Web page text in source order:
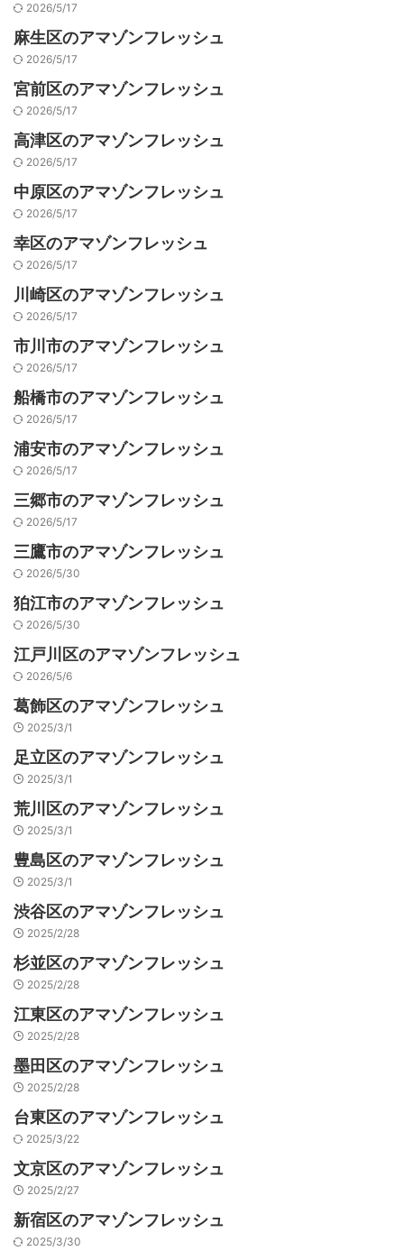
2026/5/17
麻生区のアマゾンフレッシュ
2026/5/17
宮前区のアマゾンフレッシュ
2026/5/17
高津区のアマゾンフレッシュ
2026/5/17
中原区のアマゾンフレッシュ
2026/5/17
幸区のアマゾンフレッシュ
2026/5/17
川崎区のアマゾンフレッシュ
2026/5/17
市川市のアマゾンフレッシュ
2026/5/17
船橋市のアマゾンフレッシュ
2026/5/17
浦安市のアマゾンフレッシュ
2026/5/17
三郷市のアマゾンフレッシュ
2026/5/17
三鷹市のアマゾンフレッシュ
2026/5/30
狛江市のアマゾンフレッシュ
2026/5/30
江戸川区のアマゾンフレッシュ
2026/5/6
葛飾区のアマゾンフレッシュ
2025/3/1
足立区のアマゾンフレッシュ
2025/3/1
荒川区のアマゾンフレッシュ
2025/3/1
豊島区のアマゾンフレッシュ
2025/3/1
渋谷区のアマゾンフレッシュ
2025/2/28
杉並区のアマゾンフレッシュ
2025/2/28
江東区のアマゾンフレッシュ
2025/2/28
墨田区のアマゾンフレッシュ
2025/2/28
台東区のアマゾンフレッシュ
2025/3/22
文京区のアマゾンフレッシュ
2025/2/27
新宿区のアマゾンフレッシュ
2025/3/30